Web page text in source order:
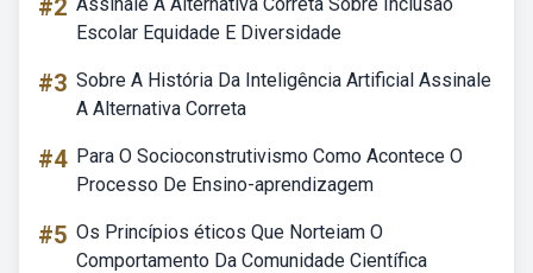
#2
Escolar Equidade E Diversidade
#3 Sobre A História Da Inteligência Artificial Assinale
A Alternativa Correta
#4 Para O Socioconstrutivismo Como Acontece O
Processo De Ensino-aprendizagem
#5 Os Princípios éticos Que Norteiam O
Comportamento Da Comunidade Científica